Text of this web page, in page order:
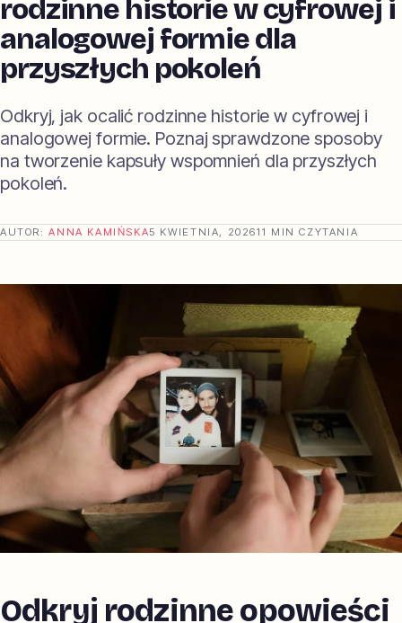
rodzinne historie w cyfrowej i
analogowej formie dla
przyszłych pokoleń
Odkryj, jak ocalić rodzinne historie w cyfrowej i
analogowej formie. Poznaj sprawdzone sposoby
na tworzenie kapsuły wspomnień dla przyszłych
pokoleń.
AUTOR:ANNA KAMIŃSKA5 KWIETNIA, 202611 MIN CZYTANIA
Odkryj rodzinne opowieści